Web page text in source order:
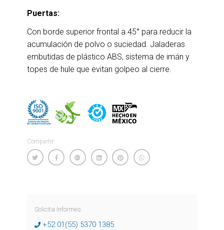
Puertas:
Con borde superior frontal a 45° para reducir la
acumulación de polvo o suciedad. Jaladeras
embutidas de plástico ABS, sistema de imán y
topes de hule que evitan golpeo al cierre.
Compartir:
Solicita Informes
+52 01(55) 5370 1385